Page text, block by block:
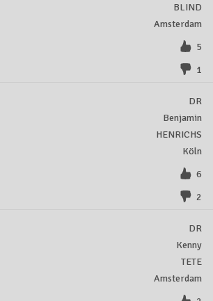
BLIND
Amsterdam
5
1
DR
Benjamin
HENRICHS
Köln
6
2
DR
Kenny
TETE
Amsterdam